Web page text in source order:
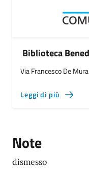
Biblioteca
Via Francesco De
Leggi di più
Note
dismesso